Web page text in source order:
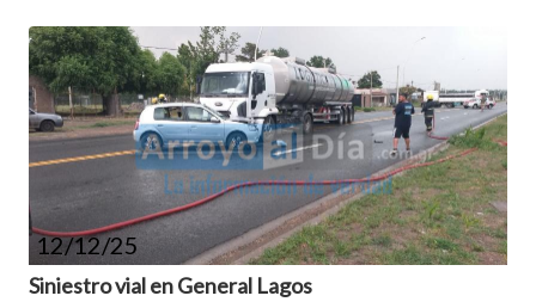
12/12/25
Siniestro vial en General Lagos